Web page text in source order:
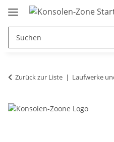
Zurück zur Liste Laufwerke